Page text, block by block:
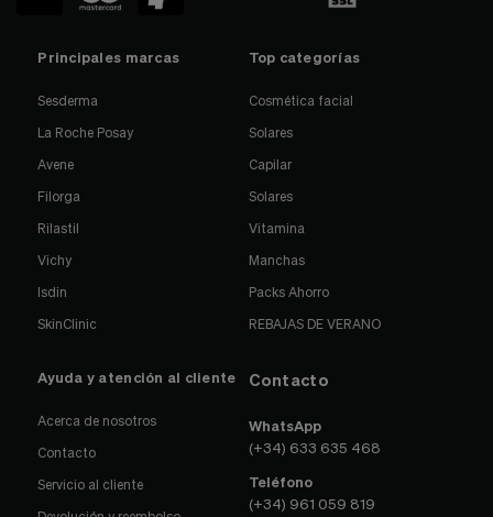
Principales marcas
Sesderma
La Roche Posay
Avene
Filorga
Rilastil
Vichy
Isdin
SkinClinic
Top categorías
Cosmética facial
Solares
Capilar
Solares
Vitamina
Manchas
Packs Ahorro
REBAJAS DE VERANO
Ayuda y atención al cliente
Acerca de nosotros
Contacto
Servicio al cliente
Contacto
WhatsApp
(+34) 633 635 468
Teléfono
(+34) 961 059 819